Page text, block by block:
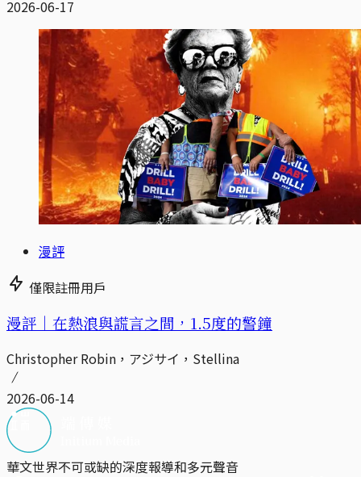
2026-06-17
漫評
僅限註冊用戶
漫評｜在熱浪與謊言之間，1.5度的警鐘
Christopher Robin，アジサイ，Stellina
2026-06-14
華文世界不可或缺的深度報導和多元聲音